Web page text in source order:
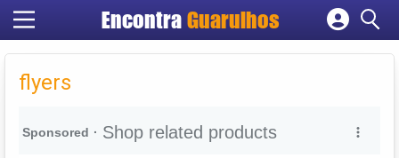
Encontra Guarulhos
Cadastrar empresa
flyers